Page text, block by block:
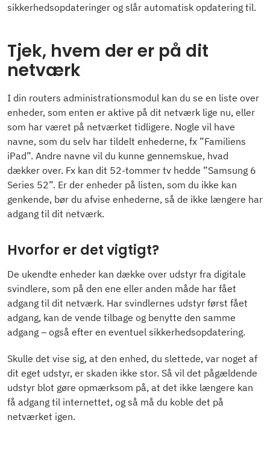
sikkerhedsopdateringer og slår automatisk opdatering til.
Tjek, hvem der er på dit
netværk
I din routers administrationsmodul kan du se en liste over
enheder, som enten er aktive på dit netværk lige nu, eller
som har været på netværket tidligere. Nogle vil have
navne, som du selv har tildelt enhederne, fx ”Familiens
iPad”. Andre navne vil du kunne gennemskue, hvad
dækker over. Fx kan dit 52-tommer tv hedde ”Samsung 6
Series 52”. Er der enheder på listen, som du ikke kan
genkende, bør du afvise enhederne, så de ikke længere har
adgang til dit netværk.
Hvorfor er det vigtigt?
De ukendte enheder kan dække over udstyr fra digitale
svindlere, som på den ene eller anden måde har fået
adgang til dit netværk. Har svindlernes udstyr først fået
adgang, kan de vende tilbage og benytte den samme
adgang – også efter en eventuel sikkerhedsopdatering.
Skulle det vise sig, at den enhed, du slettede, var noget af
dit eget udstyr, er skaden ikke stor. Så vil det pågældende
udstyr blot gøre opmærksom på, at det ikke længere kan
få adgang til internettet, og så må du koble det på
netværket igen.